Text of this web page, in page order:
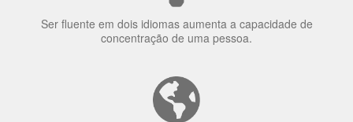
Ser fluente em dois idiomas aumenta a capacidade de
concentração de uma pessoa.